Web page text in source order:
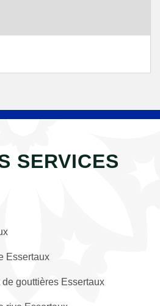
SERVICES
Essertaux
gouttières Essertaux